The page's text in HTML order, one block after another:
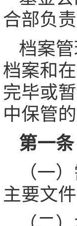
合部负
档案
档案和
完毕或
中保管
第一条
（一
主要文